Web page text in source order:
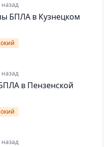
назад
БПЛА в Кузнецком
назад
в Пензенской
назад